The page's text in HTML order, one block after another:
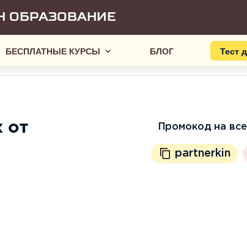
ОБРАЗОВАНИЕ
БЕСПЛАТНЫЕ КУРСЫ БЛОГ Тест
от
Промокод на
partnerkin